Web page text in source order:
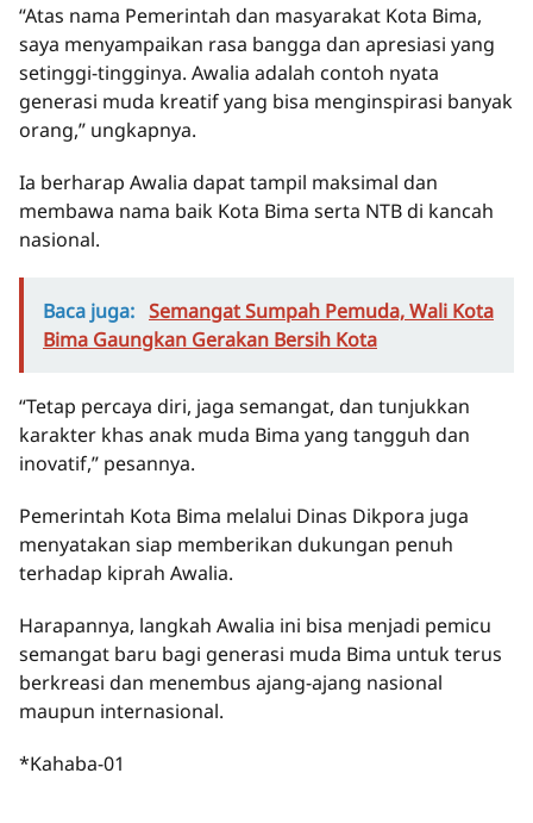
“Atas nama Pemerintah dan masyarakat Kota Bima,
saya menyampaikan rasa bangga dan apresiasi yang
setinggi-tingginya. Awalia adalah contoh nyata
generasi muda kreatif yang bisa menginspirasi banyak
orang,” ungkapnya.
Ia berharap Awalia dapat tampil maksimal dan
membawa nama baik Kota Bima serta NTB di kancah
nasional.
Baca juga: Semangat Sumpah Pemuda, Wali Kota
Bima Gaungkan Gerakan Bersih Kota
“Tetap percaya diri, jaga semangat, dan tunjukkan
karakter khas anak muda Bima yang tangguh dan
inovatif,” pesannya.
Pemerintah Kota Bima melalui Dinas Dikpora juga
menyatakan siap memberikan dukungan penuh
terhadap kiprah Awalia.
Harapannya, langkah Awalia ini bisa menjadi pemicu
semangat baru bagi generasi muda Bima untuk terus
berkreasi dan menembus ajang-ajang nasional
maupun internasional.
*Kahaba-01